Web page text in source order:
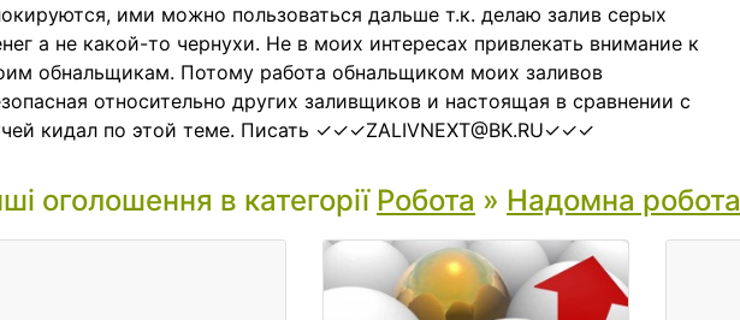
ими можно пользоваться дальше т.к. делаю залив серых
а не какой-то чернухи. Не в моих интересах привлекать внимание к
обнальщикам. Потому работа обнальщиком моих заливов
относительно других заливщиков и настоящая в сравнении с
кидал по этой теме. Писать ✓✓✓ZALIVNEXT@BK.RU✓✓✓
оголошення в категорії Робота » Надомна робота